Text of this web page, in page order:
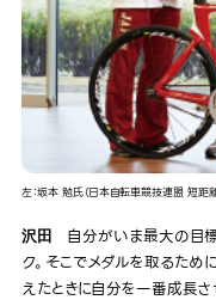
左：坂本 勉氏（日本自転車競技連盟 短距
沢田
自分がいま最大の目
ク。そこでメダルを取るた
えたときに自分を一番成長